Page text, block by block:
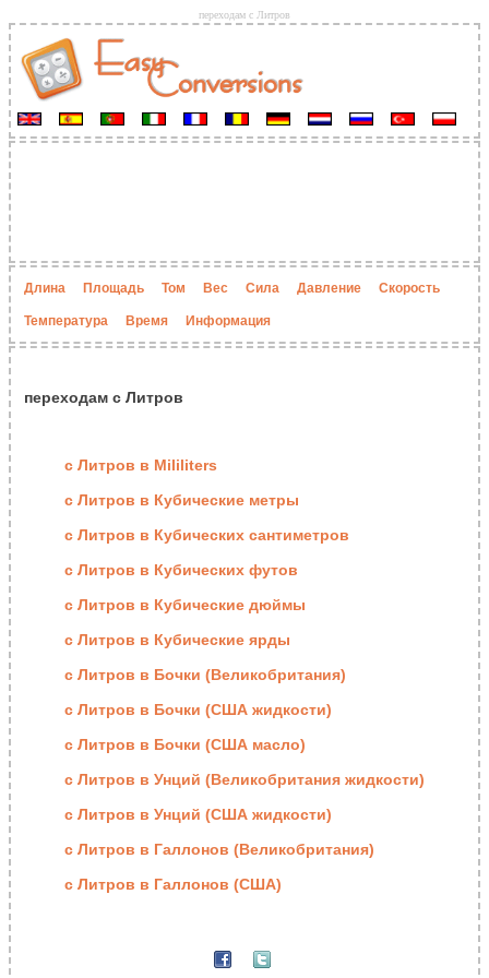
переходам с Литров
Длина Площадь Том Вес Сила Давление Скорость
Температура Время Информация
переходам с Литров
с Литров в Mililiters
с Литров в Кубические метры
с Литров в Кубических сантиметров
с Литров в Кубических футов
с Литров в Кубические дюймы
с Литров в Кубические ярды
с Литров в Бочки (Великобритания)
с Литров в Бочки (США жидкости)
с Литров в Бочки (США масло)
с Литров в Унций (Великобритания жидкости)
с Литров в Унций (США жидкости)
с Литров в Галлонов (Великобритания)
с Литров в Галлонов (США)